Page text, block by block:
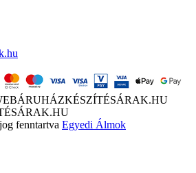
fenntartva Egyedi Álmok